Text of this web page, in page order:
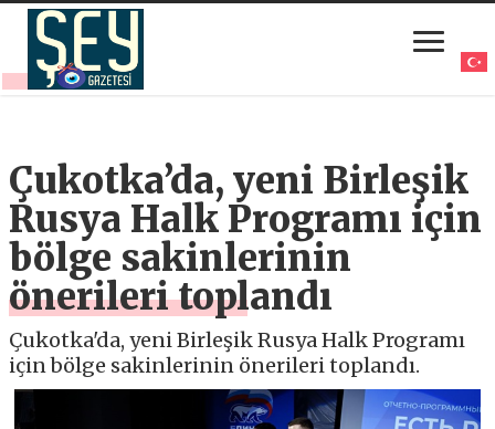
Çukotka’da, yeni Birleşik
Rusya Halk Programı için
bölge sakinlerinin
önerileri toplandı
Çukotka'da, yeni Birleşik Rusya Halk Programı
için bölge sakinlerinin önerileri toplandı.